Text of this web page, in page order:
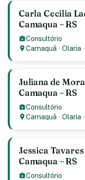
Carla Cecilia
Camaqua – RS
Consultório
Camaquã ·Olaria ·
Juliana de
Camaqua – RS
Consultório
Camaquã ·Olaria ·
Jessica
Camaqua – RS
Consultório